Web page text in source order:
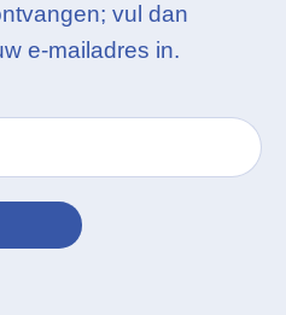
vul dan
e-mailadres in.